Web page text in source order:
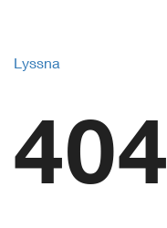
Lyssna
404